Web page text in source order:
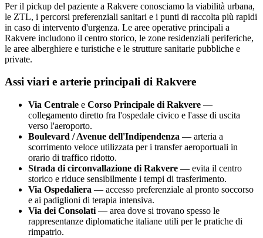
Per il pickup del paziente a Rakvere conosciamo la viabilità urbana,
le ZTL, i percorsi preferenziali sanitari e i punti di raccolta più rapidi
in caso di intervento d'urgenza. Le aree operative principali a
Rakvere includono il centro storico, le zone residenziali periferiche,
le aree alberghiere e turistiche e le strutture sanitarie pubbliche e
private.
Assi viari e arterie principali di Rakvere
Via Centrale e Corso Principale di Rakvere —
collegamento diretto fra l'ospedale civico e l'asse di uscita
verso l'aeroporto.
Boulevard / Avenue dell'Indipendenza — arteria a
scorrimento veloce utilizzata per i transfer aeroportuali in
orario di traffico ridotto.
Strada di circonvallazione di Rakvere — evita il centro
storico e riduce sensibilmente i tempi di trasferimento.
Via Ospedaliera — accesso preferenziale al pronto soccorso
e ai padiglioni di terapia intensiva.
Via dei Consolati — area dove si trovano spesso le
rappresentanze diplomatiche italiane utili per le pratiche di
rimpatrio.